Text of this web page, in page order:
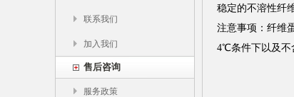
联系我们
加入我们
售后咨询
服务政策
稳定的不溶性纤
注意事项：纤维
4℃条件下以及不